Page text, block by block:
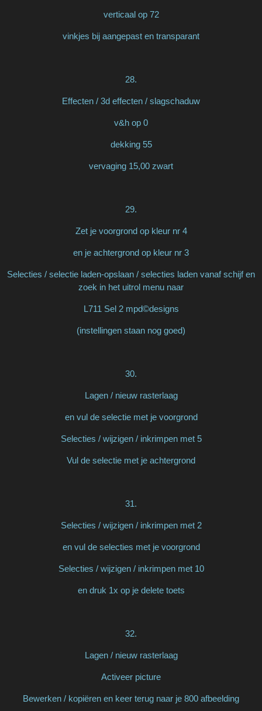
verticaal op 72
vinkjes bij aangepast en transparant
28.
Effecten / 3d effecten / slagschaduw
v&h op 0
dekking 55
vervaging 15,00 zwart
29.
Zet je voorgrond op kleur nr 4
en je achtergrond op kleur nr 3
Selecties / selectie laden-opslaan / selecties laden vanaf schijf en
zoek in het uitrol menu naar
L711 Sel 2 mpd©designs
(instellingen staan nog goed)
30.
Lagen / nieuw rasterlaag
en vul de selectie met je voorgrond
Selecties / wijzigen / inkrimpen met 5
Vul de selectie met je achtergrond
31.
Selecties / wijzigen / inkrimpen met 2
en vul de selecties met je voorgrond
Selecties / wijzigen / inkrimpen met 10
en druk 1x op je delete toets
32.
Lagen / nieuw rasterlaag
Activeer picture
Bewerken / kopiëren en keer terug naar je 800 afbeelding